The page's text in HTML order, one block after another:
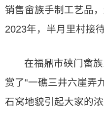
销售畲族手制工艺品
2023年，半月里村接
在福鼎市硖门畲
赏了“一礁三井六崖弄
石窝地貌引起大家的